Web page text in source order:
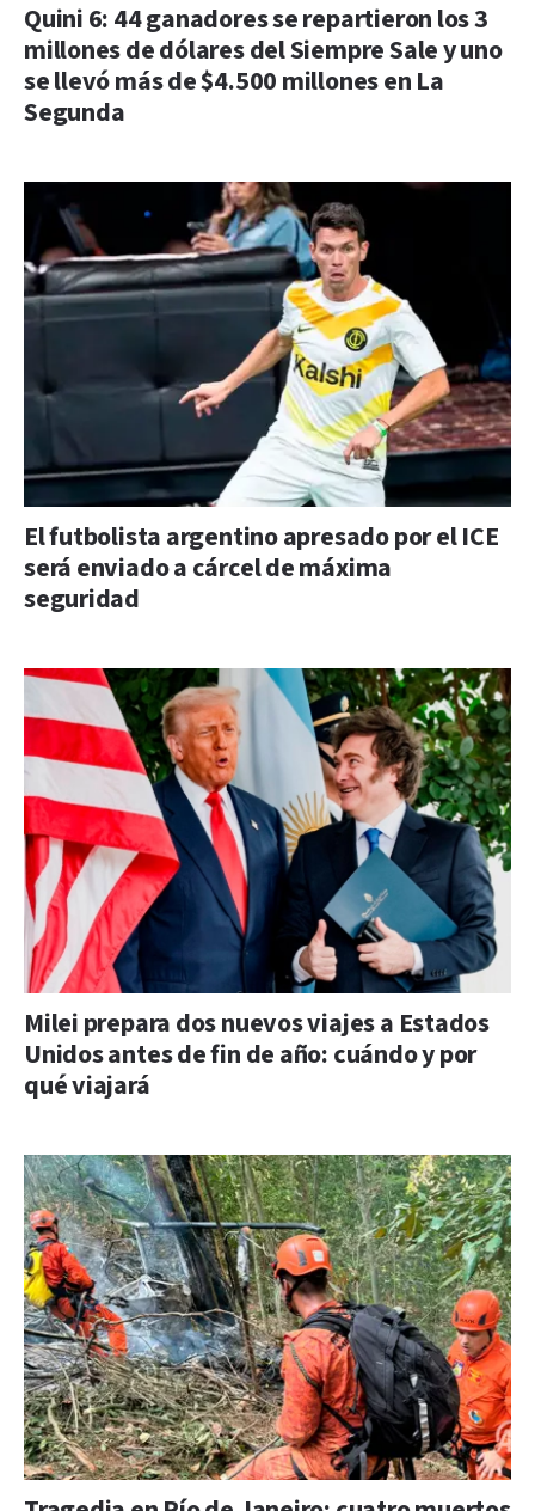
Quini 6: 44 ganadores se repartieron los 3
millones de dólares del Siempre Sale y uno
se llevó más de $4.500 millones en La
Segunda
El futbolista argentino apresado por el ICE
será enviado a cárcel de máxima
seguridad
Milei prepara dos nuevos viajes a Estados
Unidos antes de fin de año: cuándo y por
qué viajará